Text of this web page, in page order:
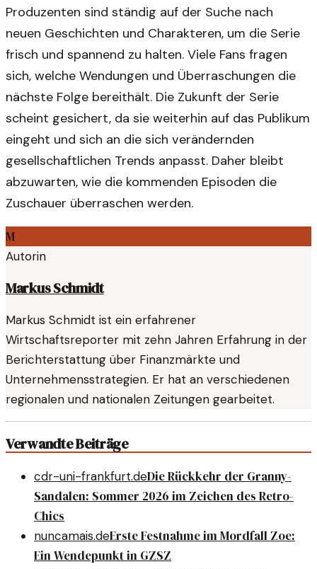
Produzenten sind ständig auf der Suche nach
neuen Geschichten und Charakteren, um die Serie
frisch und spannend zu halten. Viele Fans fragen
sich, welche Wendungen und Überraschungen die
nächste Folge bereithält. Die Zukunft der Serie
scheint gesichert, da sie weiterhin auf das Publikum
eingeht und sich an die sich verändernden
gesellschaftlichen Trends anpasst. Daher bleibt
abzuwarten, wie die kommenden Episoden die
Zuschauer überraschen werden.
M
Autorin
Markus Schmidt
Markus Schmidt ist ein erfahrener
Wirtschaftsreporter mit zehn Jahren Erfahrung in der
Berichterstattung über Finanzmärkte und
Unternehmensstrategien. Er hat an verschiedenen
regionalen und nationalen Zeitungen gearbeitet.
Verwandte Beiträge
cdr-uni-frankfurt.deDie Rückkehr der Granny-
Sandalen: Sommer 2026 im Zeichen des Retro-
Chics
nuncamais.deErste Festnahme im Mordfall Zoe:
Ein Wendepunkt in GZSZ